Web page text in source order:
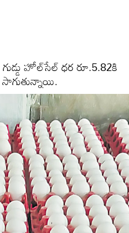
హోల్‌సేల్‌ ధర రూ.5.82కి
సాగుతున్నాయి.